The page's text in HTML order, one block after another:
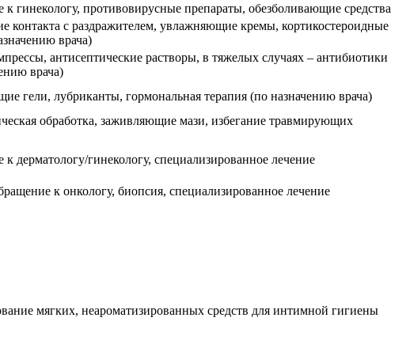
гинекологу, противовирусные препараты, обезболивающие средства
контакта с раздражителем, увлажняющие кремы, кортикостероидные
врача)
антисептические растворы, в тяжелых случаях – антибиотики
врача)
гели, лубриканты, гормональная терапия (по назначению врача)
обработка, заживляющие мази, избегание травмирующих
дерматологу/гинекологу, специализированное лечение
к онкологу, биопсия, специализированное лечение
мягких, неароматизированных средств для интимной гигиены